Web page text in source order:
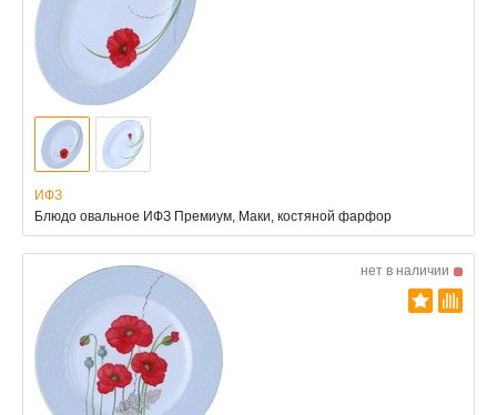
ИФЗ
Блюдо овальное ИФЗ Премиум, Маки, костяной фарфор
нет в наличии